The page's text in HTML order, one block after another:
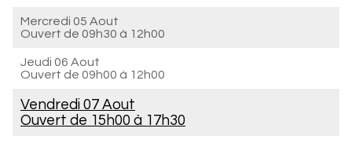
Mercredi 05 Aout
Ouvert de 09h30 à 12h00
Jeudi 06 Aout
Ouvert de 09h00 à 12h00
Vendredi 07 Aout
Ouvert de 15h00 à 17h30